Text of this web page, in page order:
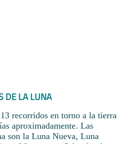
DE LA LUNA
recorridos en torno a la tierra
aproximadamente. Las
son la Luna Nueva, Luna